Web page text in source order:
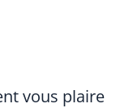
vous plaire